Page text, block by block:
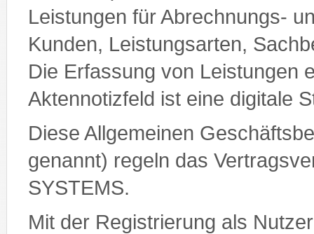
Leistungen für Abrechnungs-
Kunden, Leistungsarten,
Die Erfassung von Leistungen
Aktennotizfeld ist eine digitale
Diese Allgemeinen
genannt) regeln das
SYSTEMS.
Mit der Registrierung als